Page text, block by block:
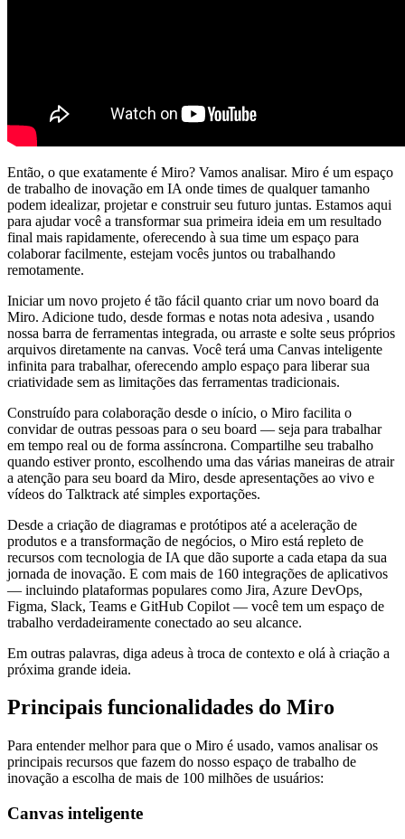
Então, o que exatamente é Miro? Vamos analisar. Miro é um espaço
de trabalho de inovação em IA onde times de qualquer tamanho
podem idealizar, projetar e construir seu futuro juntas. Estamos aqui
para ajudar você a transformar sua primeira ideia em um resultado
final mais rapidamente, oferecendo à sua time um espaço para
colaborar facilmente, estejam vocês juntos ou trabalhando
remotamente.
Iniciar um novo projeto é tão fácil quanto criar um novo board da
Miro. Adicione tudo, desde formas e notas nota adesiva , usando
nossa barra de ferramentas integrada, ou arraste e solte seus próprios
arquivos diretamente na canvas. Você terá uma Canvas inteligente
infinita para trabalhar, oferecendo amplo espaço para liberar sua
criatividade sem as limitações das ferramentas tradicionais.
Construído para colaboração desde o início, o Miro facilita o
convidar de outras pessoas para o seu board — seja para trabalhar
em tempo real ou de forma assíncrona. Compartilhe seu trabalho
quando estiver pronto, escolhendo uma das várias maneiras de atrair
a atenção para seu board da Miro, desde apresentações ao vivo e
vídeos do Talktrack até simples exportações.
Desde a criação de diagramas e protótipos até a aceleração de
produtos e a transformação de negócios, o Miro está repleto de
recursos com tecnologia de IA que dão suporte a cada etapa da sua
jornada de inovação. E com mais de 160 integrações de aplicativos
— incluindo plataformas populares como Jira, Azure DevOps,
Figma, Slack, Teams e GitHub Copilot — você tem um espaço de
trabalho verdadeiramente conectado ao seu alcance.
Em outras palavras, diga adeus à troca de contexto e olá à criação a
próxima grande ideia.
Principais funcionalidades do Miro
Para entender melhor para que o Miro é usado, vamos analisar os
principais recursos que fazem do nosso espaço de trabalho de
inovação a escolha de mais de 100 milhões de usuários:
Canvas inteligente